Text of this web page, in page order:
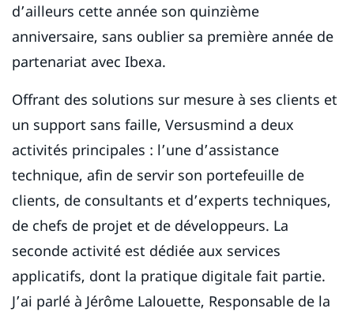
d’ailleurs cette année son quinzième
anniversaire, sans oublier sa première année de
partenariat avec Ibexa.
Offrant des solutions sur mesure à ses clients et
un support sans faille, Versusmind a deux
activités principales : l’une d’assistance
technique, afin de servir son portefeuille de
clients, de consultants et d’experts techniques,
de chefs de projet et de développeurs. La
seconde activité est dédiée aux services
applicatifs, dont la pratique digitale fait partie.
J’ai parlé à Jérôme Lalouette, Responsable de la